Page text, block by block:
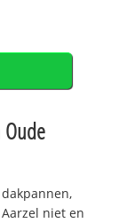
Oude
niet en